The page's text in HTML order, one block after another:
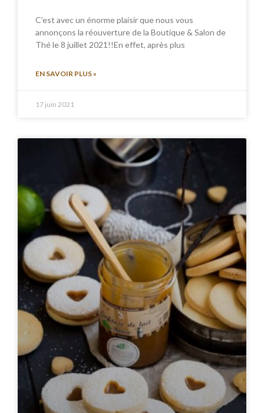
C’est avec un énorme plaisir que nous vous
annonçons la réouverture de la Boutique & Salon de
Thé le 8 juillet 2021!!En effet, après plus
EN SAVOIR PLUS »
17 juin 2021